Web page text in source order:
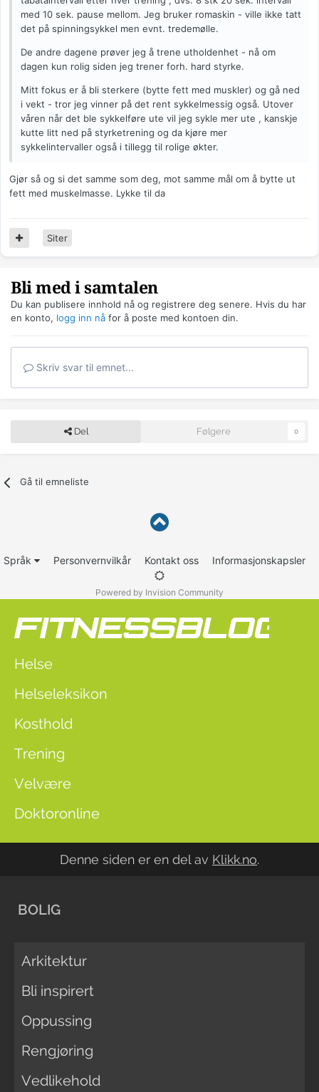
med 10 sek. pause mellom. Jeg bruker romaskin - ville ikke tatt
det på spinningsykkel men evnt. tredemølle.
De andre dagene prøver jeg å trene utholdenhet - nå om
dagen kun rolig siden jeg trener forh. hard styrke.
Mitt fokus er å bli sterkere (bytte fett med muskler) og gå ned
i vekt - tror jeg vinner på det rent sykkelmessig også. Utover
våren når det ble sykkelføre ute vil jeg sykle mer ute , kanskje
kutte litt ned på styrketrening og da kjøre mer
sykkelintervaller også i tillegg til rolige økter.
Gjør så og si det samme som deg, mot samme mål om å bytte ut
fett med muskelmasse. Lykke til da
Siter
Bli med i samtalen
Du kan publisere innhold nå og registrere deg senere. Hvis du har
en konto, logg inn nå for å poste med kontoen din.
Skriv svar til emnet...
Del Følgere 0
Gå til emneliste
Språk Personvernvilkår Kontakt oss Informasjonskapsler
Powered by Invision Community
Helse
Helseleksikon
Kosthold
Trening
Velvære
Doktoronline
Denne siden er en del av Klikk.no.
BOLIG
Arkitektur
Bli inspirert
Oppussing
Rengjøring
Vedlikehold